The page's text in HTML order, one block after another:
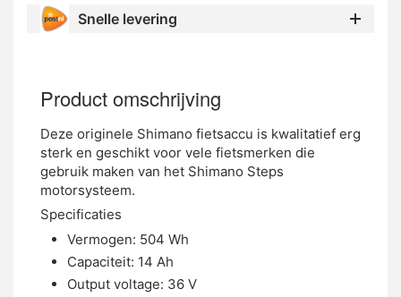
Snelle levering
Product omschrijving
Deze originele Shimano fietsaccu is kwalitatief erg
sterk en geschikt voor vele fietsmerken die
gebruik maken van het Shimano Steps
motorsysteem.
Specificaties
Vermogen: 504 Wh
Capaciteit: 14 Ah
Output voltage: 36 V